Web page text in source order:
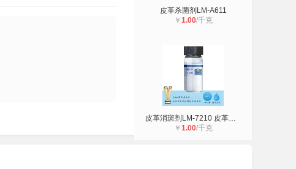
皮革杀菌剂LM-A611
￥ 1.00/千克
皮革消斑剂LM-7210 皮革化工助剂 厂
￥ 1.00/千克